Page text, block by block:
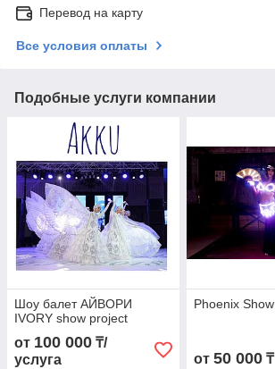
Перевод на карту
Все условия оплаты
Подобные услуги компании
Шоу балет АЙВОРИ
IVORY show project
от 100 000 ₸/
услуга
Phoenix Show
от 50 000₸